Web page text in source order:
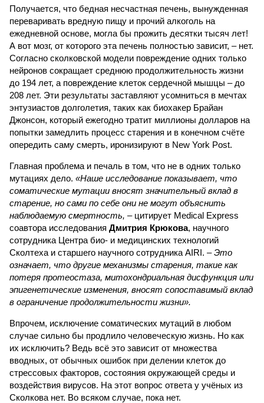
Получается, что бедная несчастная печень, вынужденная
переваривать вредную пищу и прочий алкоголь на
ежедневной основе, могла бы прожить десятки тысяч лет!
А вот мозг, от которого эта печень полностью зависит, – нет.
Согласно сколковской модели повреждение одних только
нейронов сокращает среднюю продолжительность жизни
до 194 лет, а повреждение клеток сердечной мышцы – до
208 лет. Эти результаты заставляют усомниться в мечтах
энтузиастов долголетия, таких как биохакер Брайан
Джонсон, который ежегодно тратит миллионы долларов на
попытки замедлить процесс старения и в конечном счёте
опередить саму смерть, иронизируют в New York Post.
Главная проблема и печаль в том, что не в одних только
мутациях дело. «Наше исследование показывает, что
соматические мутации вносят значительный вклад в
старение, но сами по себе они не могут объяснить
наблюдаемую смертность, –цитирует Medical Express
соавтора исследования Дмитрия Крюкова, научного
сотрудника Центра био- и медицинских технологий
Сколтеха и старшего научного сотрудника AIRI. –Это
означает, что другие механизмы старения, такие как
потеря протеостаза, митохондриальная дисфункция или
эпигенетические изменения, вносят сопоставимый вклад
в ограничение продолжительности жизни».
Впрочем, исключение соматических мутаций в любом
случае сильно бы продлило человеческую жизнь. Но как
их исключить? Ведь всё это зависит от множества
вводных, от обычных ошибок при делении клеток до
стрессовых факторов, состояния окружающей среды и
воздействия вирусов. На этот вопрос ответа у учёных из
Сколкова нет. Во всяком случае, пока нет.